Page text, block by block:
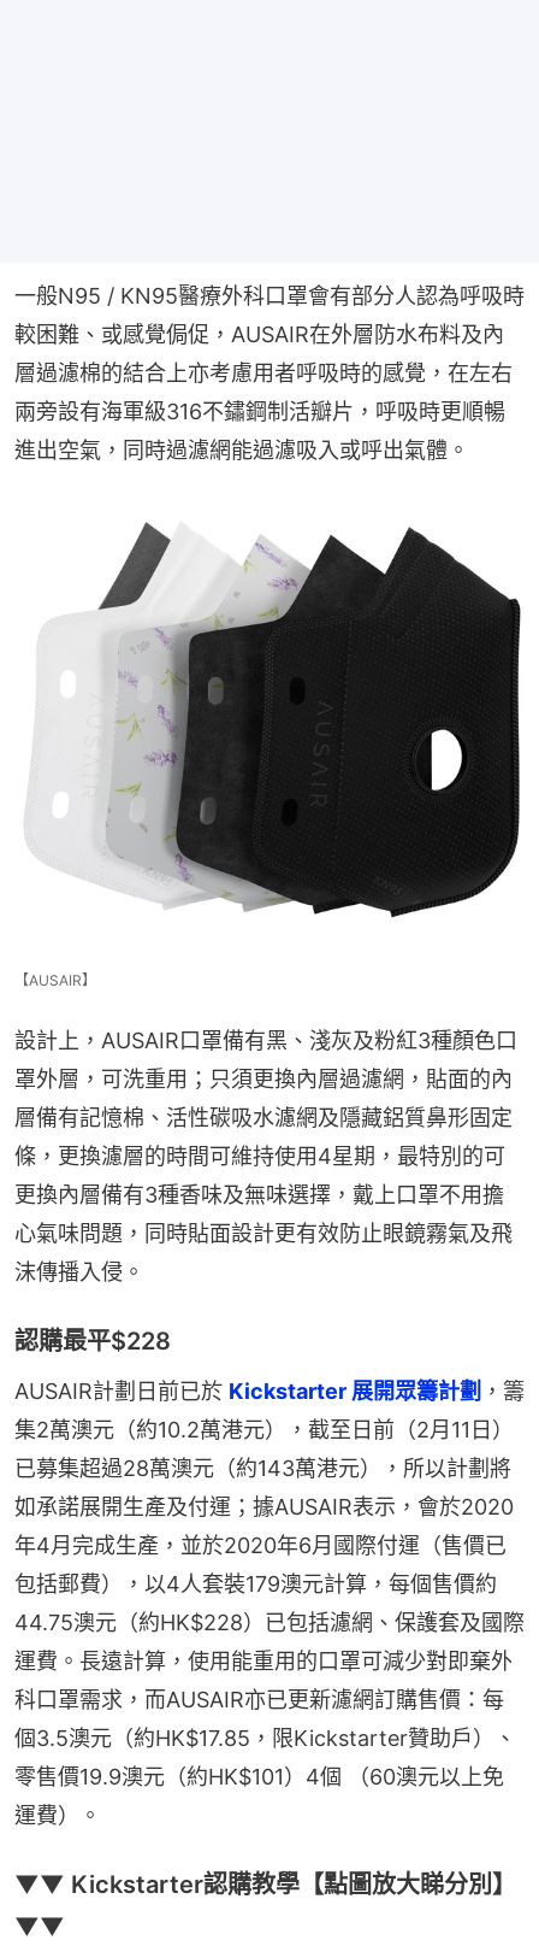
一般N95 / KN95醫療外科口罩會有部分人認為呼吸時
較困難、或感覺侷促，AUSAIR在外層防水布料及內
層過濾棉的結合上亦考慮用者呼吸時的感覺，在左右
兩旁設有海軍級316不鏽鋼制活瓣片，呼吸時更順暢
進出空氣，同時過濾網能過濾吸入或呼出氣體。
【AUSAIR】
設計上，AUSAIR口罩備有黑、淺灰及粉紅3種顏色口
罩外層，可洗重用；只須更換內層過濾網，貼面的內
層備有記憶棉、活性碳吸水濾網及隱藏鋁質鼻形固定
條，更換濾層的時間可維持使用4星期，最特別的可
更換內層備有3種香味及無味選擇，戴上口罩不用擔
心氣味問題，同時貼面設計更有效防止眼鏡霧氣及飛
沫傳播入侵。
認購最平$228
AUSAIR計劃日前已於 Kickstarter 展開眾籌計劃 ，籌
集2萬澳元（約10.2萬港元），截至日前（2月11日）
已募集超過28萬澳元（約143萬港元），所以計劃將
如承諾展開生產及付運；據AUSAIR表示，會於2020
年4月完成生產，並於2020年6月國際付運（售價已
包括郵費），以4人套裝179澳元計算，每個售價約
44.75澳元（約HK$228）已包括濾網、保護套及國際
運費。長遠計算，使用能重用的口罩可減少對即棄外
科口罩需求，而AUSAIR亦已更新濾網訂購售價：每
個3.5澳元（約HK$17.85，限Kickstarter贊助戶）、
零售價19.9澳元（約HK$101）4個 （60澳元以上免
運費）。
▼▼ Kickstarter認購教學【點圖放大睇分別】
▼▼